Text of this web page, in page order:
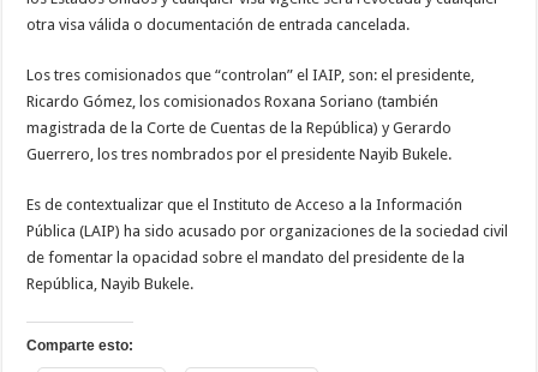
otra visa válida o documentación de entrada cancelada.
Los tres comisionados que “controlan” el IAIP, son: el presidente,
Ricardo Gómez, los comisionados Roxana Soriano (también
magistrada de la Corte de Cuentas de la República) y Gerardo
Guerrero, los tres nombrados por el presidente Nayib Bukele.
Es de contextualizar que el Instituto de Acceso a la Información
Pública (LAIP) ha sido acusado por organizaciones de la sociedad civil
de fomentar la opacidad sobre el mandato del presidente de la
República, Nayib Bukele.
Comparte esto: